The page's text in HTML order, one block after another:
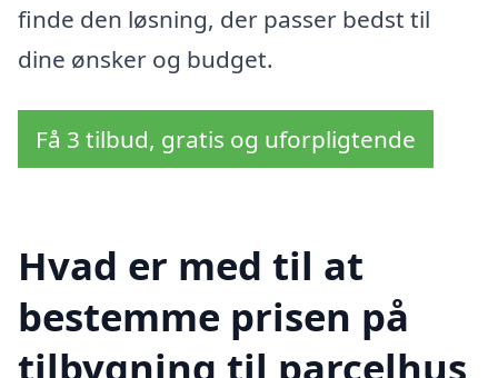
finde den løsning, der passer bedst til
dine ønsker og budget.
Få 3 tilbud, gratis og uforpligtende
Hvad er med til at
bestemme prisen på
tilbygning til parcelhus